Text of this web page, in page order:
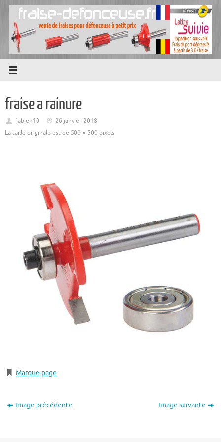
Passer
contenu
fraise a rainure
fabien10
26 janvier 2018
La taille originale est de 500 × 500 pixels
Marque-page.
Image précédente Image suivante